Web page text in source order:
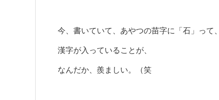
今、書いていて、あやつの苗字に「石」って、
漢字が入っていることが、
なんだか、羨ましい。（笑